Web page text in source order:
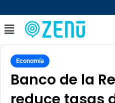
Economía
Banco de la